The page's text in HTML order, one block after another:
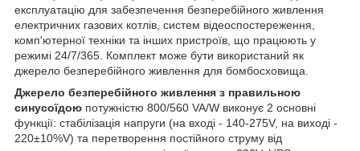
експлуатацію для забезпечення безперебійного живлення
електричних газових котлів, систем відеоспостереження,
комп'ютерної техніки та інших пристроїв, що працюють у
режимі 24/7/365. Комплект може бути використаний як
джерело безперебійного живлення для бомбосховища.
Джерело безперебійного живлення з правильною
синусоїдою потужністю 800/560 VA/W виконує 2 основні
функції: стабілізація напруги (на вході - 140-275V, на виході -
220±10%V) та перетворення постійного струму від